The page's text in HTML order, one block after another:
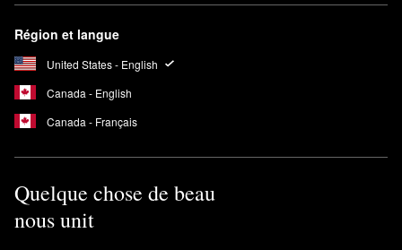
Région et langue
United States - English
Canada - English
Canada - Français
Quelque chose de beau
nous unit